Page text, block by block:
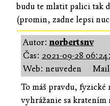
budu te mlatit palici tak
(promin, zadne lepsi
Autor:norbertsnv
Čas: 2021-09-28
Web: neuveden
To máš pravdu, fyzické
vyhrážanie sa